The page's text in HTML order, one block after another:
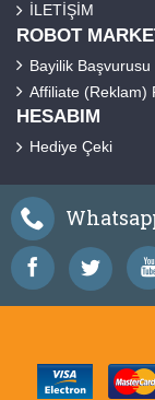
İLETİŞİM
ROBOT
Bayilik Başvurusu
Affiliate (Reklam)
HESABIM
Hediye Çeki